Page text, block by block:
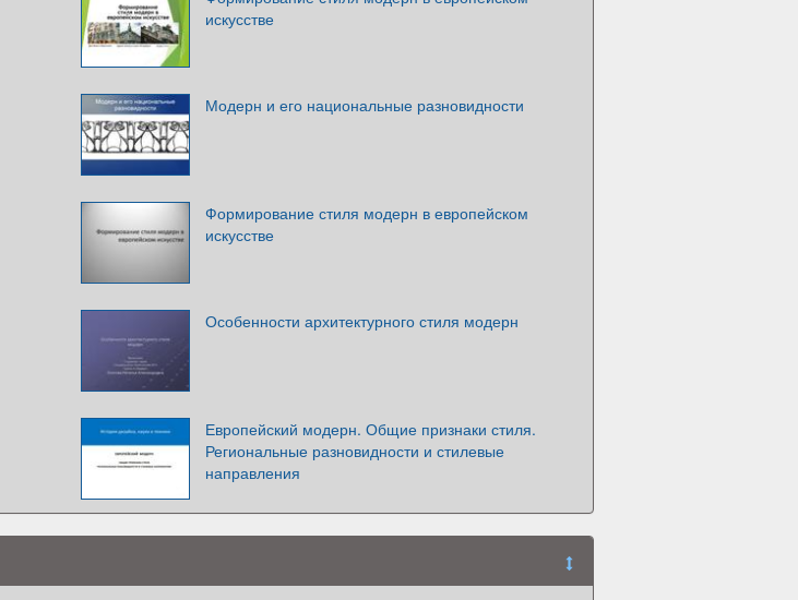
искусстве
Модерн и его национальные разновидности
Формирование стиля модерн в европейском
искусстве
Особенности архитектурного стиля модерн
Европейский модерн. Общие признаки стиля.
Региональные разновидности и стилевые
направления